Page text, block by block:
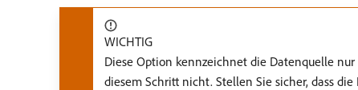
WICHTIG
Diese Option kennzeichnet die Datenquelle
diesem Schritt nicht. Stellen Sie sicher, dass